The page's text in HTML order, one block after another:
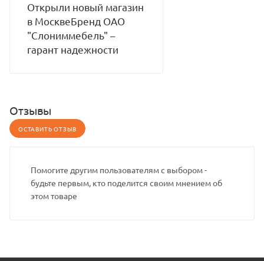
Открыли новый магазин
в МосквеБренд ОАО
"Слониммебель" –
гарант надежности
Отзывы
ОСТАВИТЬ ОТЗЫВ
Помогите другим пользователям с выбором -
будьте первым, кто поделится своим мнением об
этом товаре